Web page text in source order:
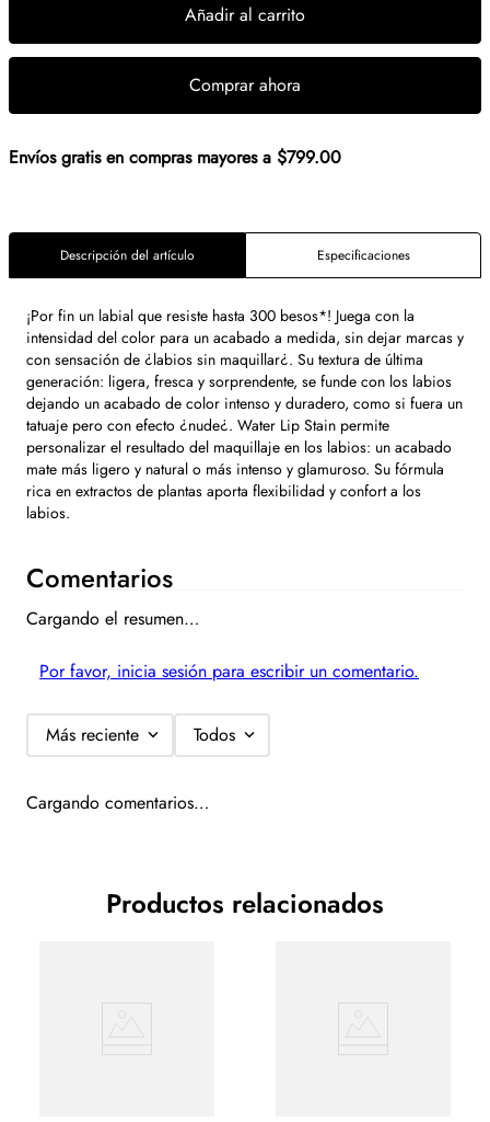
Añadir al carrito
Comprar ahora
Envíos gratis en compras mayores a $799.00
Descripción del artículo Especificaciones
¡Por fin un labial que resiste hasta 300 besos*! Juega con la
intensidad del color para un acabado a medida, sin dejar marcas y
con sensación de ¿labios sin maquillar¿. Su textura de última
generación: ligera, fresca y sorprendente, se funde con los labios
dejando un acabado de color intenso y duradero, como si fuera un
tatuaje pero con efecto ¿nude¿. Water Lip Stain permite
personalizar el resultado del maquillaje en los labios: un acabado
mate más ligero y natural o más intenso y glamuroso. Su fórmula
rica en extractos de plantas aporta flexibilidad y confort a los
labios.
Comentarios
Cargando el resumen…
Por favor, inicia sesión para escribir un comentario.
Más reciente Todos
Cargando comentarios…
Productos relacionados